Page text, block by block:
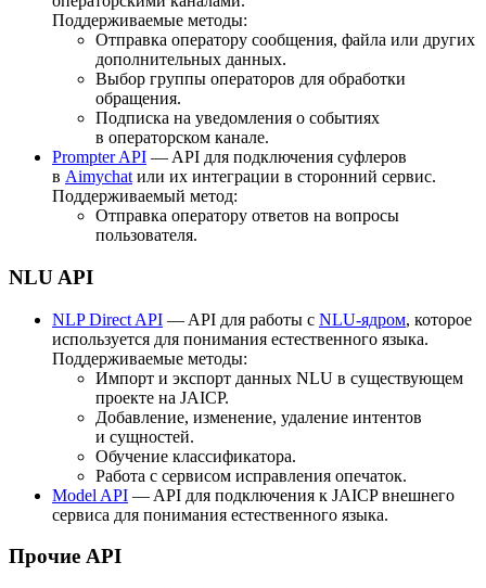
Поддерживаемые методы:
Отправка оператору сообщения, файла или других
дополнительных данных.
Выбор группы операторов для обработки
обращения.
Подписка на уведомления о событиях
в операторском канале.
Prompter API — API для подключения суфлеров
в Aimychat или их интеграции в сторонний сервис.
Поддерживаемый метод:
Отправка оператору ответов на вопросы
пользователя.
NLU API
NLP Direct API — API для работы с NLU-ядром, которое
используется для понимания естественного языка.
Поддерживаемые методы:
Импорт и экспорт данных NLU в существующем
проекте на JAICP.
Добавление, изменение, удаление интентов
и сущностей.
Обучение классификатора.
Работа с сервисом исправления опечаток.
Model API — API для подключения к JAICP внешнего
сервиса для понимания естественного языка.
Прочие API